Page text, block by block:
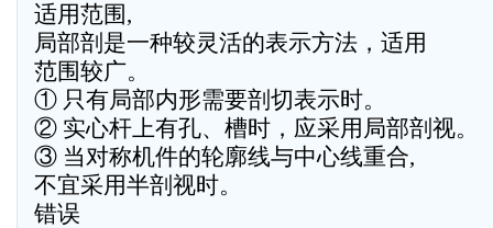
适用范围,
局部剖是一种较灵活的表示方法，适用
范围较广。
① 只有局部内形需要剖切表示时。
② 实心杆上有孔、槽时，应采用局部剖视。
③ 当对称机件的轮廓线与中心线重合,
不宜采用半剖视时。
错误